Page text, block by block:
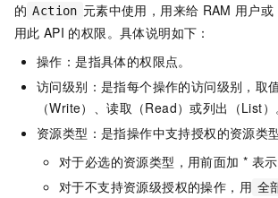
的 Action 元素中使用，用来给 RAM 用户或
用此 API 的权限。具体说明如下：
操作：是指具体的权限点。
访问级别：是指每个操作的访问级别，取
（Write）、读取（Read）或列出（List）
资源类型：是指操作中支持授权的资源类
对于必选的资源类型，用前面加 * 表示
对于不支持资源级授权的操作，用 全